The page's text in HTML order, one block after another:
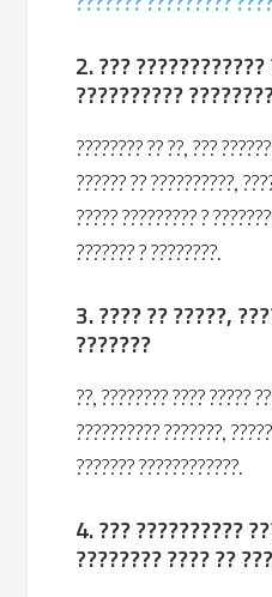
2. ???
??????????
???????? ?? ??, ???
?????? ?? ??????????,
????? ????????? ?
??????? ? ????????.
3. ???? ?? ?????,
???????
??, ???????? ???? ?????
?????????? ???????,
??????? ????????????.
4. ??? ??????????
???????? ???? ??